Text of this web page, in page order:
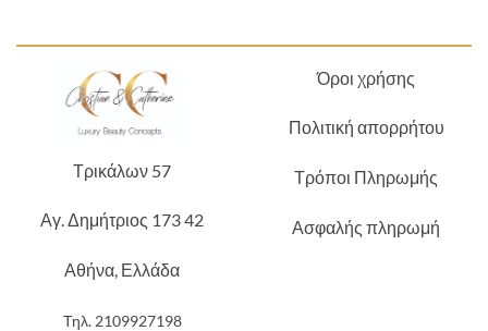
Τρικάλων 57
Αγ. Δημήτριος 173 42
Αθήνα, Ελλάδα
Τηλ. 2109927198
Όροι χρήσης
Πολιτική απορρήτου
Τρόποι Πληρωμής
Ασφαλής πληρωμή